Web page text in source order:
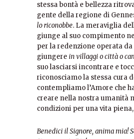
stessa bontà e bellezza
gente della regione di
lo riconobbe. La meraviglia
giunge al suo compimento
per la redenzione operata da
giungere in villaggi o città o
suo lasciarsi incontrare e
riconosciamo la stessa cura
contempliamo l’Amore che
creare nella nostra umanità
condizioni per una vita
Benedici il Signore, anima mia!